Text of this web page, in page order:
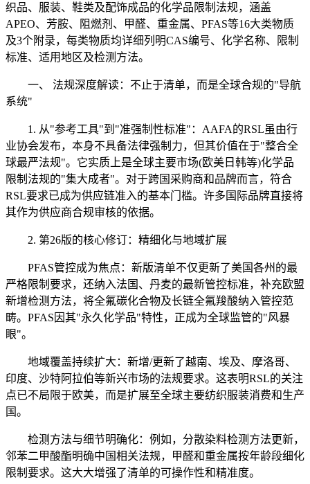
织品、服装、鞋类及配饰成品的化学品限制法规，涵盖
APEO、芳胺、阻燃剂、甲醛、重金属、PFAS等16大类物质
及3个附录，每类物质均详细列明CAS编号、化学名称、限制
标准、适用地区及检测方法。
一、 法规深度解读：不止于清单，而是全球合规的"导航
系统"
1. 从"参考工具"到"准强制性标准"：AAFA的RSL虽由行
业协会发布，本身不具备法律强制力，但其价值在于"整合全
球最严法规"。它实质上是全球主要市场(欧美日韩等)化学品
限制法规的"集大成者"。对于跨国采购商和品牌而言，符合
RSL要求已成为供应链准入的基本门槛。许多国际品牌直接将
其作为供应商合规审核的依据。
2. 第26版的核心修订：精细化与地域扩展
PFAS管控成为焦点：新版清单不仅更新了美国各州的最
严格限制要求，还纳入法国、丹麦的最新管控标准，补充欧盟
新增检测方法，将全氟碳化合物及长链全氟羧酸纳入管控范
畴。PFAS因其"永久化学品"特性，正成为全球监管的"风暴
眼"。
地域覆盖持续扩大：新增/更新了越南、埃及、摩洛哥、
印度、沙特阿拉伯等新兴市场的法规要求。这表明RSL的关注
点已不局限于欧美，而是扩展至全球主要纺织服装消费和生产
国。
检测方法与细节明确化：例如，分散染料检测方法更新，
邻苯二甲酸酯明确中国相关法规，甲醛和重金属按年龄段细化
限制要求。这大大增强了清单的可操作性和精准度。